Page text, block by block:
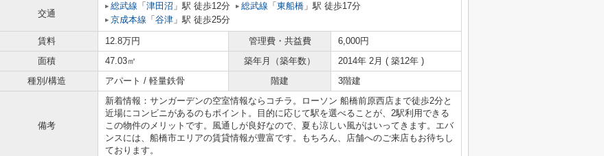
交通
総武線 「 津田沼 」駅 徒歩12分 総武線 「 東船橋 」駅 徒歩17分
京成本線 「 谷津 」駅 徒歩25分
賃料 12.8万円 管理費・共益費
6,000円
面積
47.03㎡ 築年月（築年数）
2014年 2月 ( 築12年 )
種別/構造
アパート / 軽量鉄骨 階建 3階建
備考
新着情報：サンガーデンの空室情報ならコチラ。ローソン 船橋前原西店まで徒歩2分と
近場にコンビニがあるのもポイント。目的に応じて駅を選べることが、2駅利用できる
この物件のメリットです。風通しが良好なので、夏も涼しい風がはいってきます。エバ
ンスには、船橋市エリアの賃貸情報が豊富です。もちろん、店舗へのご来店もお待ちし
ております。